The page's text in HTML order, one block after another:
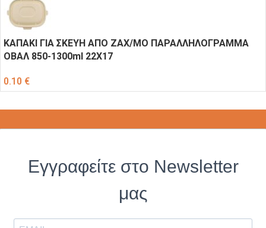
ΚΑΠΑΚΙ ΓΙΑ ΣΚΕΥΗ ΑΠΟ ΖΑΧ/ΜΟ ΠΑΡΑΛΛΗΛΟΓΡΑΜΜΑ
ΟΒΑΛ 850-1300ml 22Χ17
0.10 €
Εγγραφείτε στο Newsletter
μας